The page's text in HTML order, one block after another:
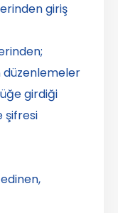
giriş
düzenlemeler
girdiği
şifresi